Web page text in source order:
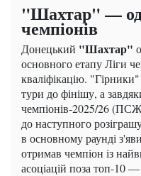
"Шахтар" —
чемпіонів
Донецький "Шахтар"
основного етапу Ліги
кваліфікацію.
тури до фінішу, а
чемпіонів-2025/26
до наступного
в основному раунді
отримав чемпіон із
асоціацій поза топ-10